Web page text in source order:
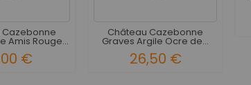
Amis Rouge...
€
Château Cazebonne
Graves Argile Ocre de...
26,50 €